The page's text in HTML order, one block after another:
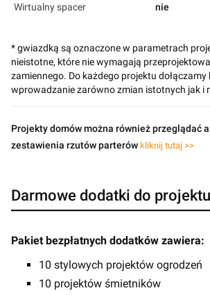
Wirtualny spacer
nie
* gwiazdką są oznaczone w parametrach
nieistotne, które nie wymagają
zamiennego. Do każdego projektu dołączamy
wprowadzanie zarówno zmian istotnych jak i
Projekty domów można również przeglądać
zestawienia rzutów parterów kliknij tutaj >>
Darmowe dodatki do projektu
Pakiet bezpłatnych dodatków zawiera:
10 stylowych projektów ogrodzeń
10 projektów śmietników